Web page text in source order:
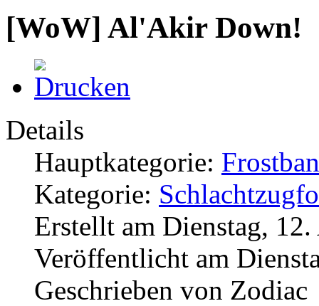
[WoW] Al'Akir Down!
Details
Hauptkategorie:
Kategorie:
Erstellt am Dienstag,
Veröffentlicht am
Geschrieben von Zodiac